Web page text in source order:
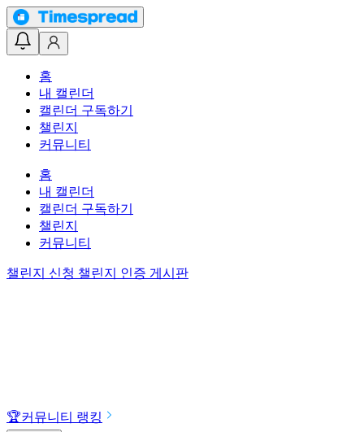
홈
내 캘린더
캘린더 구독하기
챌린지
커뮤니티
홈
내 캘린더
캘린더 구독하기
챌린지
커뮤니티
챌린지 신청 챌린지 인증 게시판
🏆커뮤니티 랭킹